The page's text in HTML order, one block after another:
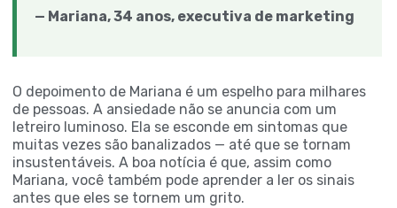
— Mariana, 34 anos, executiva de marketing
O depoimento de Mariana é um espelho para milhares
de pessoas. A ansiedade não se anuncia com um
letreiro luminoso. Ela se esconde em sintomas que
muitas vezes são banalizados — até que se tornam
insustentáveis. A boa notícia é que, assim como
Mariana, você também pode aprender a ler os sinais
antes que eles se tornem um grito.